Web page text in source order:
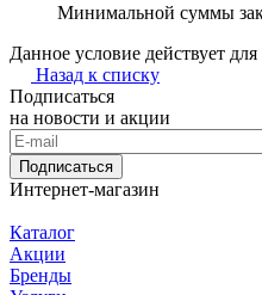
Минимальной суммы
Данное условие действует
Назад к списку
Подписаться
на новости и акции
Подписаться
Интернет-магазин
Каталог
Акции
Бренды